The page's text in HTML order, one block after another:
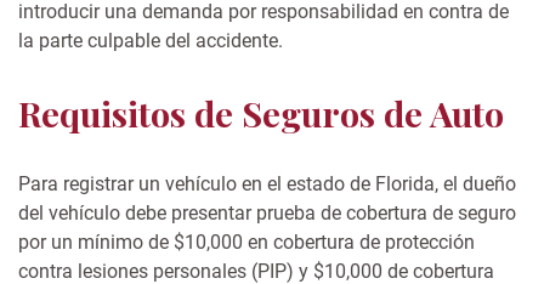
introducir una demanda por responsabilidad en contra de
la parte culpable del accidente.
Requisitos de Seguros de Auto
Para registrar un vehículo en el estado de Florida, el dueño
del vehículo debe presentar prueba de cobertura de seguro
por un mínimo de $10,000 en cobertura de protección
contra lesiones personales (PIP) y $10,000 de cobertura